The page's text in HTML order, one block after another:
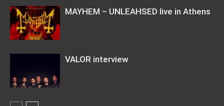
MAYHEM – UNLEAHSED live in Athens
VALOR interview